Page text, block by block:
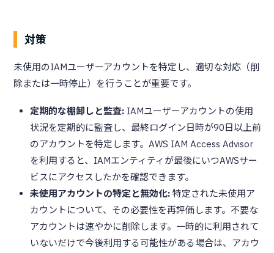
対策
未使用のIAMユーザーアカウントを特定し、適切な対応（削
除または一時停止）を行うことが重要です。
定期的な棚卸しと監査:IAMユーザーアカウントの使用
状況を定期的に監査し、最終ログイン日時が90日以上前
のアカウントを特定します。AWS IAM Access Advisor
を利用すると、IAMエンティティが最後にいつAWSサー
ビスにアクセスしたかを確認できます。
未使用アカウントの特定と無効化:特定された未使用ア
カウントについて、その必要性を再評価します。不要な
アカウントは速やかに削除します。一時的に利用されて
いないだけで今後利用する可能性がある場合は、アカウ